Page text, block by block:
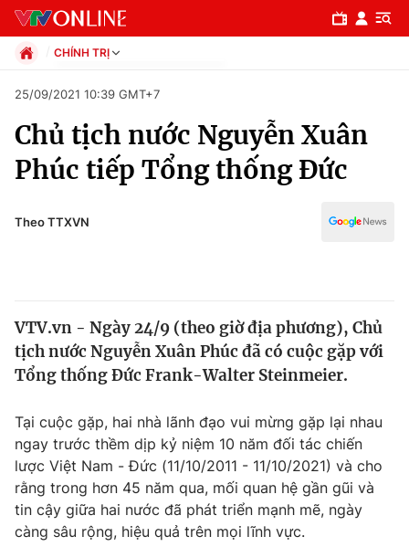
Chuyên mục
Chính trị
Y tế
Tin tức
Thế giới đó đây
Câu chuyện quốc tế
Kinh tế
Tài chính
Thị trường
Dữ liệu và đời sống
CHÍNH TRỊ
Xã hội
Pháp luật
Kinh tế
Thể thao
Văn hóa - Giải trí
Giáo dục
25/09/2021 10:39 GMT+7
Chủ tịch nước Nguyễn Xuân
Phúc tiếp Tổng thống Đức
Theo TTXVN
VTV.vn - Ngày 24/9 (theo giờ địa phương), Chủ
tịch nước Nguyễn Xuân Phúc đã có cuộc gặp với
Tổng thống Đức Frank-Walter Steinmeier.
Tại cuộc gặp, hai nhà lãnh đạo vui mừng gặp lại nhau
ngay trước thềm dịp kỷ niệm 10 năm đối tác chiến
lược Việt Nam - Đức (11/10/2011 - 11/10/2021) và cho
rằng trong hơn 45 năm qua, mối quan hệ gần gũi và
tin cậy giữa hai nước đã phát triển mạnh mẽ, ngày
càng sâu rộng, hiệu quả trên mọi lĩnh vực.